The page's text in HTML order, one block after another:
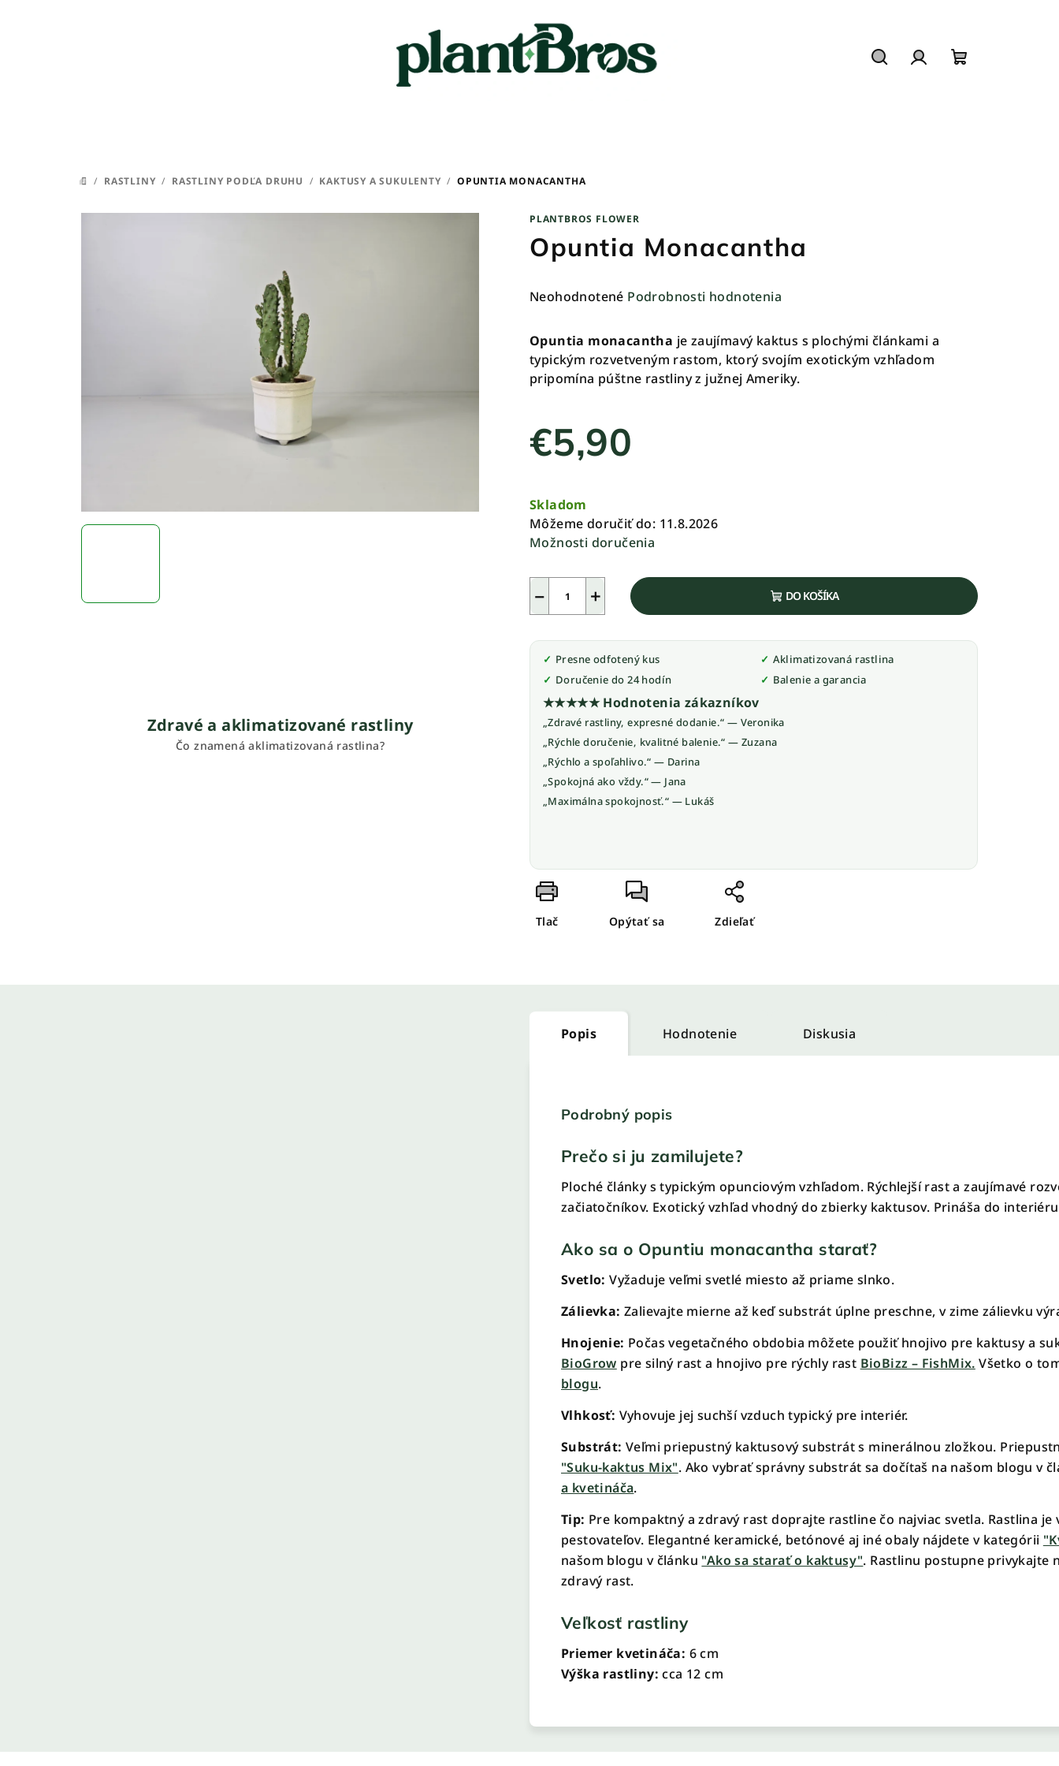
DOMOV
/ RASTLINY / RASTLINY PODĽA DRUHU / KAKTUSY A SUKULENTY / OPUNTIA MONACANTHA
PLANTBROS FLOWER
Opuntia Monacantha
Priemerné
produktu
je
0,0
z
hviezdičiek.
Neohodnotené Podrobnosti hodnotenia
Opuntia monacantha je zaujímavý kaktus s plochými článkami a
typickým rozvetveným rastom, ktorý svojím exotickým vzhľadom
pripomína púštne rastliny z južnej Ameriky.
€5,90
cena:
Skladom
Môžeme doručiť do: 11.8.2026
Možnosti doručenia
+
− DO KOŠÍKA
Presne odfotený kus
Aklimatizovaná rastlina
Doručenie do 24 hodín
Balenie a garancia
★★★★★ Hodnotenia zákazníkov
„Zdravé rastliny, expresné dodanie.“ — Veronika
„Rýchle doručenie, kvalitné balenie.“ — Zuzana
„Rýchlo a spoľahlivo.“ — Darina
„Spokojná ako vždy.“ — Jana
„Maximálna spokojnosť.“ — Lukáš
Tlač Opýtať sa Zdieľať
Zdravé a aklimatizované rastliny
Čo znamená aklimatizovaná rastlina?
Popis Hodnotenie Diskusia
Podrobný popis
Prečo si ju zamilujete?
Ploché články s typickým opunciovým vzhľadom. Rýchlejší rast a zaujímavé
začiatočníkov. Exotický vzhľad vhodný do zbierky kaktusov. Prináša do
Ako sa o Opuntiu monacantha starať?
Svetlo: Vyžaduje veľmi svetlé miesto až priame slnko.
Zálievka: Zalievajte mierne až keď substrát úplne preschne, v zime zálievku
Hnojenie: Počas vegetačného obdobia môžete použiť hnojivo pre kaktusy a
BioGrow pre silný rast a hnojivo pre rýchly rast BioBizz – FishMix. Všetko o
blogu.
Vlhkosť: Vyhovuje jej suchší vzduch typický pre interiér.
Substrát: Veľmi priepustný kaktusový substrát s minerálnou zložkou.
"Suku-kaktus Mix". Ako vybrať správny substrát sa dočítaš na našom blogu v
a kvetináča.
Tip: Pre kompaktný a zdravý rast doprajte rastline čo najviac svetla. Rastlina
pestovateľov. Elegantné keramické, betónové aj iné obaly nájdete v kategórii
našom blogu v článku "Ako sa starať o kaktusy". Rastlinu postupne privykajte
zdravý rast.
Veľkosť rastliny
Priemer kvetináča: 6 cm
Výška rastliny: cca 12 cm